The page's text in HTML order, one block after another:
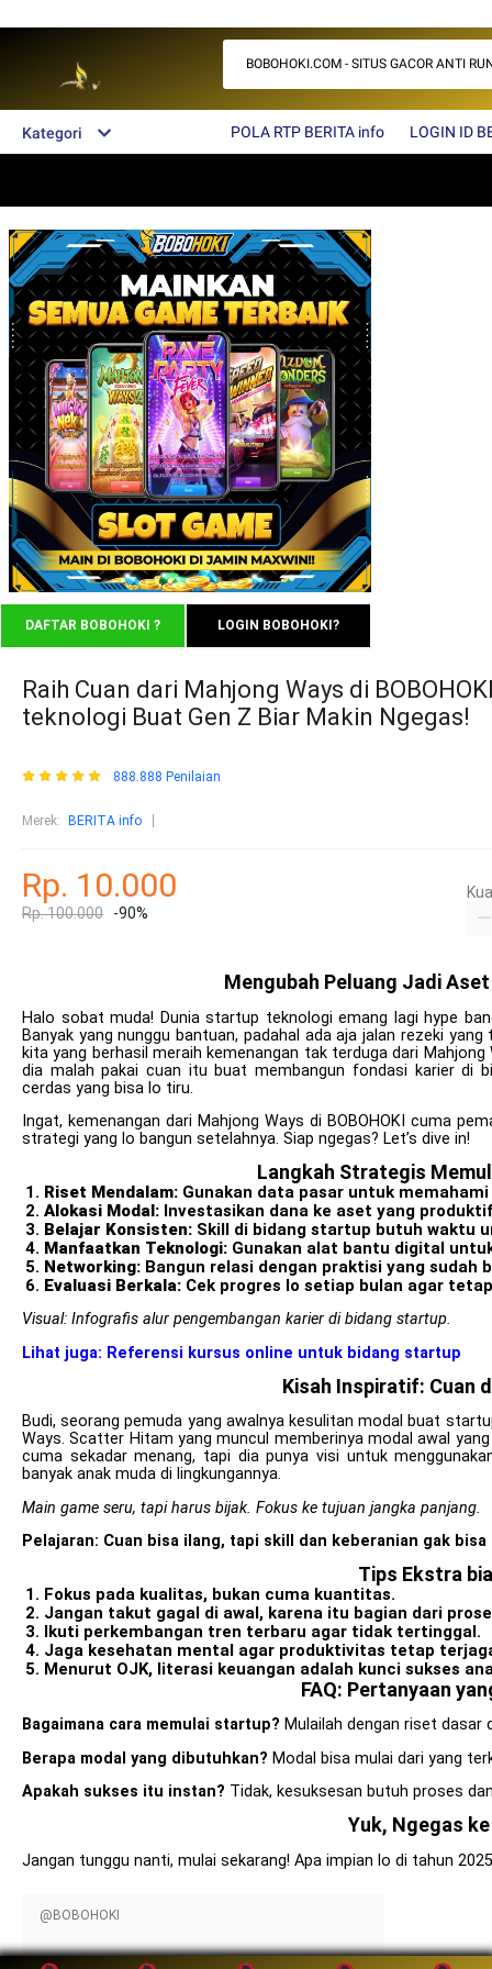
BOBOHOKI.COM - SITUS GACOR ANTI
Kategori POLA RTP BERITA info LOGIN ID
DAFTAR BOBOHOKI ? LOGIN BOBOHOKI?
Raih Cuan dari Mahjong Ways di
teknologi Buat Gen Z Biar Makin Ngegas!
888.888 Penilaian
Merek: BERITA info
Rp. 10.000
Rp. 100.000 -90%
Mengubah Peluang Jadi
Halo sobat muda! Dunia startup teknologi emang lagi hype
Banyak yang nunggu bantuan, padahal ada aja jalan rezeki
kita yang berhasil meraih kemenangan tak terduga dari
dia malah pakai cuan itu buat membangun fondasi karier di
cerdas yang bisa lo tiru.
Ingat, kemenangan dari Mahjong Ways di BOBOHOKI cuma
strategi yang lo bangun setelahnya. Siap ngegas? Let’s dive in!
Langkah Strategis
Riset Mendalam: Gunakan data pasar untuk
Alokasi Modal: Investasikan dana ke aset yang
Belajar Konsisten: Skill di bidang startup butuh waktu
Manfaatkan Teknologi: Gunakan alat bantu digital
Networking: Bangun relasi dengan praktisi yang sudah
Evaluasi Berkala: Cek progres lo setiap bulan agar
Visual: Infografis alur pengembangan karier di bidang startup.
Lihat juga: Referensi kursus online untuk bidang startup
Kisah Inspiratif: Cuan
Budi, seorang pemuda yang awalnya kesulitan modal buat
Ways. Scatter Hitam yang muncul memberinya modal awal
cuma sekadar menang, tapi dia punya visi untuk
banyak anak muda di lingkungannya.
Main game seru, tapi harus bijak. Fokus ke tujuan jangka panjang.
Pelajaran: Cuan bisa ilang, tapi skill dan keberanian gak
Tips Ekstra
Fokus pada kualitas, bukan cuma kuantitas.
Jangan takut gagal di awal, karena itu bagian dari
Ikuti perkembangan tren terbaru agar tidak tertinggal.
Jaga kesehatan mental agar produktivitas tetap
Menurut OJK, literasi keuangan adalah kunci sukses
FAQ: Pertanyaan
Bagaimana cara memulai startup? Mulailah dengan riset dasar
Berapa modal yang dibutuhkan? Modal bisa mulai dari yang
Apakah sukses itu instan? Tidak, kesuksesan butuh proses
Yuk, Ngegas
Jangan tunggu nanti, mulai sekarang! Apa impian lo di tahun
@BOBOHOKI